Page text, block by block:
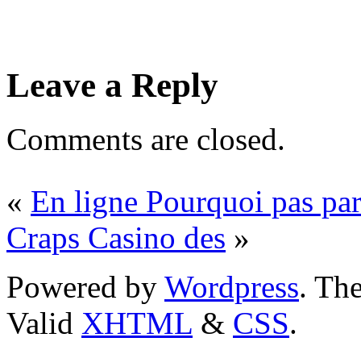
Leave a Reply
Comments are closed.
« En ligne Pourquoi pas
Craps Casino des »
Powered by Wordpress.
Valid XHTML & CSS.